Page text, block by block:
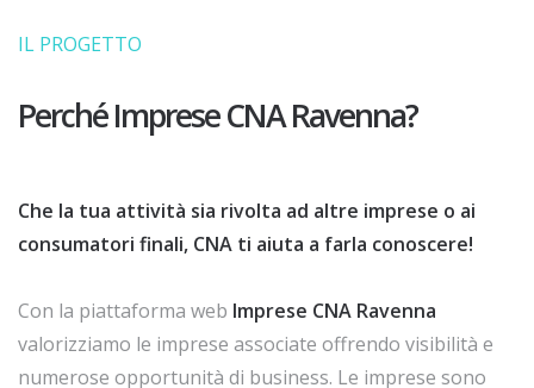
IL PROGETTO
Perché Imprese CNA Ravenna?
Che la tua attività sia rivolta ad altre imprese o ai
consumatori finali, CNA ti aiuta a farla conoscere!
Con la piattaforma web Imprese CNA Ravenna
valorizziamo le imprese associate offrendo visibilità e
numerose opportunità di business. Le imprese sono